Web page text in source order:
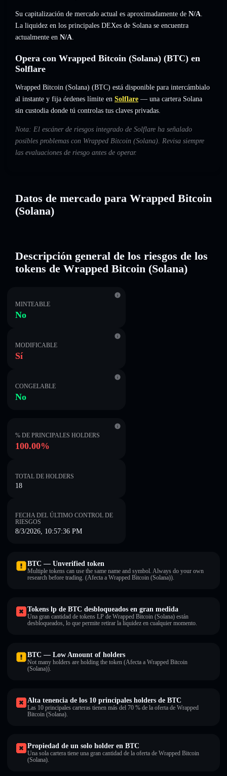
Su capitalización de mercado actual es aproximadamente de N/A.
La liquidez en los principales DEXes de Solana se encuentra
actualmente en N/A.
Opera con Wrapped Bitcoin (Solana) (BTC) en
Solflare
Wrapped Bitcoin (Solana) (BTC) está disponible para intercámbialo
al instante y fija órdenes límite en Solflare — una cartera Solana
sin custodia donde tú controlas tus claves privadas.
Nota: El escáner de riesgos integrado de Solflare ha señalado
posibles problemas con Wrapped Bitcoin (Solana). Revisa siempre
las evaluaciones de riesgo antes de operar.
Datos de mercado para Wrapped Bitcoin
(Solana)
Descripción general de los riesgos de los
tokens de Wrapped Bitcoin (Solana)
MINTEABLE
No
MODIFICABLE
Sí
CONGELABLE
No
% DE PRINCIPALES HOLDERS
100.00%
TOTAL DE HOLDERS
18
FECHA DEL ÚLTIMO CONTROL DE
RIESGOS
8/3/2026, 10:57:36 PM
BTC — Unverified token
Multiple tokens can use the same name and symbol. Always do your own
research before trading. (Afecta a Wrapped Bitcoin (Solana)).
Tokens lp de BTC desbloqueados en gran medida
Una gran cantidad de tokens LP de Wrapped Bitcoin (Solana) están
desbloqueados, lo que permite retirar la liquidez en cualquier momento.
BTC — Low Amount of holders
Not many holders are holding the token (Afecta a Wrapped Bitcoin
(Solana)).
Alta tenencia de los 10 principales holders de BTC
Las 10 principales carteras tienen más del 70 % de la oferta de Wrapped
Bitcoin (Solana).
Propiedad de un solo holder en BTC
Una sola cartera tiene una gran cantidad de la oferta de Wrapped Bitcoin
(Solana).